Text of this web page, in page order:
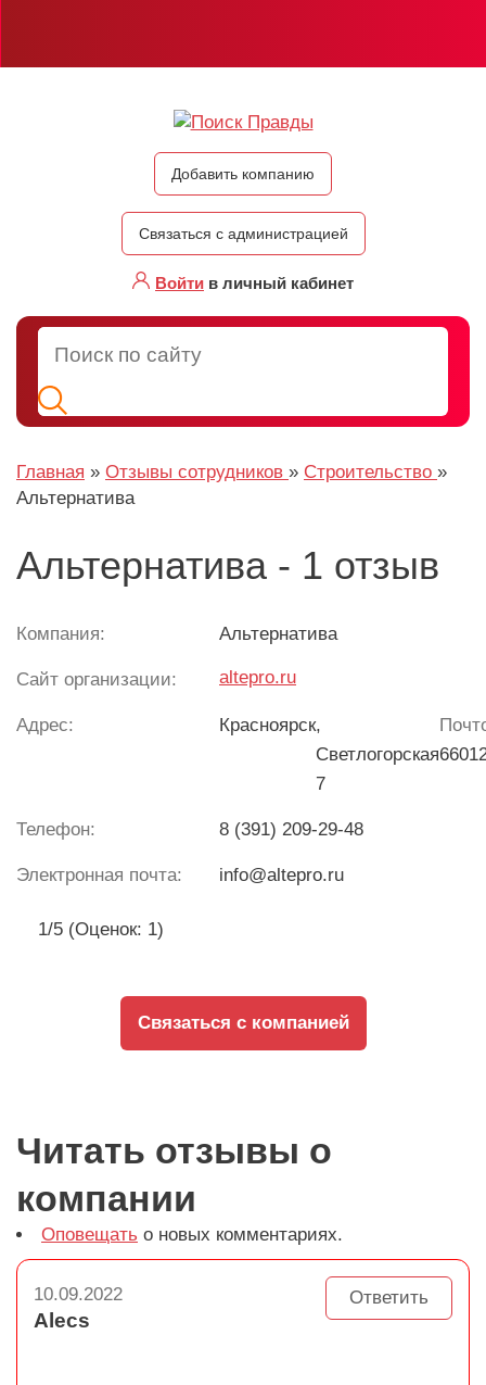
Добавить компанию
Связаться с администрацией
Войти в личный кабинет
Главная » Отзывы сотрудников » Строительство »
Альтернатива
Альтернатива - 1 отзыв
Компания: Альтернатива
Сайт организации: altepro.ru
Адрес: Красноярск,
Светлогорская
7
Телефон: 8 (391) 209-29-48
Электронная почта: info@altepro.ru
1/5 (Оценок: 1)
Связаться с компанией
Читать отзывы о
компании
Оповещать о новых комментариях.
Ответить
10.09.2022
Alecs